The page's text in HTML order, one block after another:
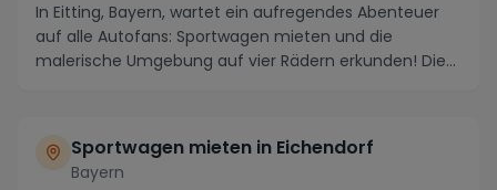
In Eitting, Bayern, wartet ein aufregendes Abenteuer
auf alle Autofans: Sportwagen mieten und die
malerische Umgebung auf vier Rädern erkunden! Die
Sportwagen mieten in Eichendorf
Bayern